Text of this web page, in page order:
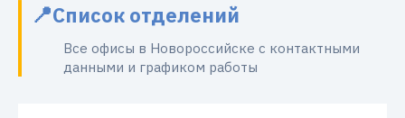
Список отделений
Все офисы в Новороссийске с контактными
данными и графиком работы